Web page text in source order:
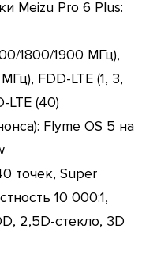
Meizu Pro 6 Plus:
1800/1900 МГц),
FDD-LTE (1, 3,
LTE (40)
Flyme OS 5 на
точек, Super
10 000:1,
2,5D-стекло, 3D